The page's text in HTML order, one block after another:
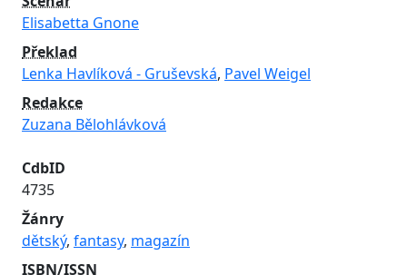
Elisabetta Gnone
Překlad
Lenka Havlíková - Gruševská, Pavel Weigel
Redakce
Zuzana Bělohlávková
CdbID
4735
Žánry
dětský, fantasy, magazín
ISBN/ISSN